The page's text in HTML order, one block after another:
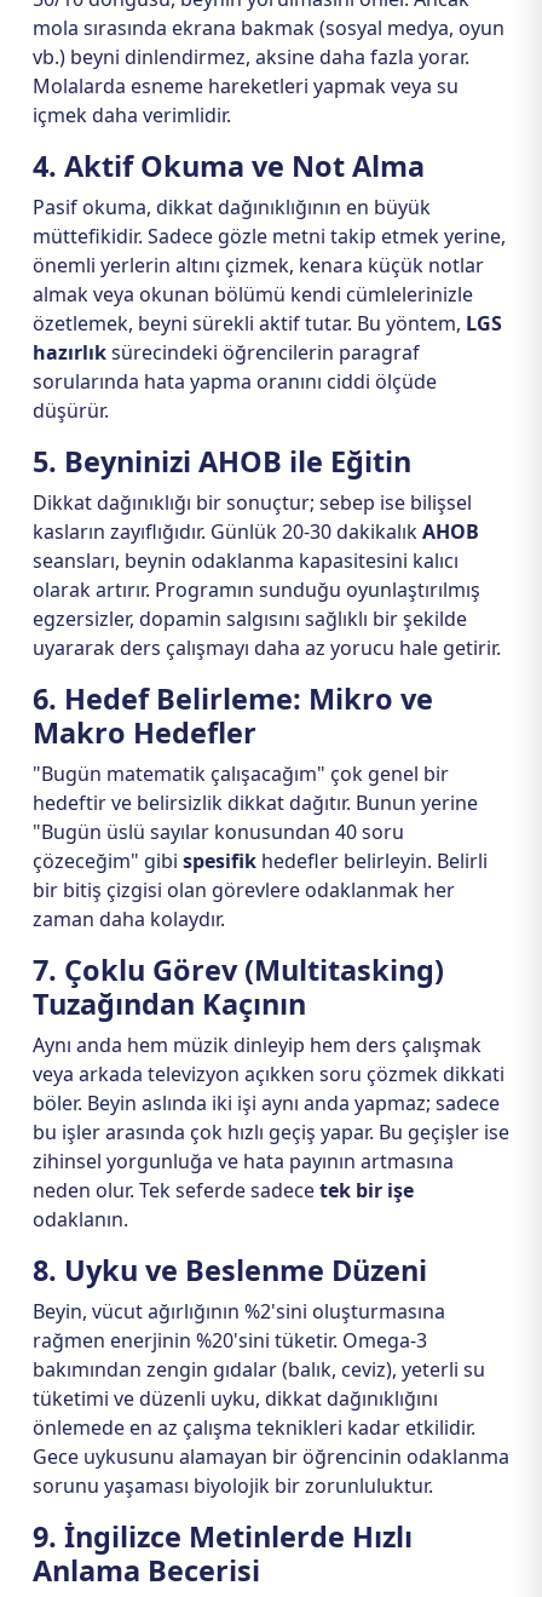
mola sırasında ekrana bakmak (sosyal medya, oyun
vb.) beyni dinlendirmez, aksine daha fazla yorar.
Molalarda esneme hareketleri yapmak veya su
içmek daha verimlidir.
4. Aktif Okuma ve Not Alma
Pasif okuma, dikkat dağınıklığının en büyük
müttefikidir. Sadece gözle metni takip etmek yerine,
önemli yerlerin altını çizmek, kenara küçük notlar
almak veya okunan bölümü kendi cümlelerinizle
özetlemek, beyni sürekli aktif tutar. Bu yöntem, LGS
hazırlıksürecindeki öğrencilerin paragraf
sorularında hata yapma oranını ciddi ölçüde
düşürür.
5. Beyninizi AHOB ile Eğitin
Dikkat dağınıklığı bir sonuçtur; sebep ise bilişsel
kasların zayıflığıdır. Günlük 20-30 dakikalıkAHOB
seansları, beynin odaklanma kapasitesini kalıcı
olarak artırır. Programın sunduğu oyunlaştırılmış
egzersizler, dopamin salgısını sağlıklı bir şekilde
uyararak ders çalışmayı daha az yorucu hale getirir.
6. Hedef Belirleme: Mikro ve
Makro Hedefler
"Bugün matematik çalışacağım" çok genel bir
hedeftir ve belirsizlik dikkat dağıtır. Bunun yerine
"Bugün üslü sayılar konusundan 40 soru
çözeceğim" gibi spesifik hedefler belirleyin. Belirli
bir bitiş çizgisi olan görevlere odaklanmak her
zaman daha kolaydır.
7. Çoklu Görev (Multitasking)
Tuzağından Kaçının
Aynı anda hem müzik dinleyip hem ders çalışmak
veya arkada televizyon açıkken soru çözmek dikkati
böler. Beyin aslında iki işi aynı anda yapmaz; sadece
bu işler arasında çok hızlı geçiş yapar. Bu geçişler ise
zihinsel yorgunluğa ve hata payının artmasına
neden olur. Tek seferde sadecetek bir işe
odaklanın.
8. Uyku ve Beslenme Düzeni
Beyin, vücut ağırlığının %2'sini oluşturmasına
rağmen enerjinin %20'sini tüketir. Omega-3
bakımından zengin gıdalar (balık, ceviz), yeterli su
tüketimi ve düzenli uyku, dikkat dağınıklığını
önlemede en az çalışma teknikleri kadar etkilidir.
Gece uykusunu alamayan bir öğrencinin odaklanma
sorunu yaşaması biyolojik bir zorunluluktur.
9. İngilizce Metinlerde Hızlı
Anlama Becerisi